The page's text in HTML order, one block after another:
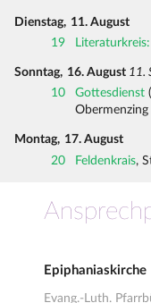
Dienstag, 11. August
19
Sonntag, 16. August 11.
10
Gottesdienst
Obermenzing
Montag, 17. August
20
Feldenkrais,
Epiphaniaskirche
Evang.-Luth.